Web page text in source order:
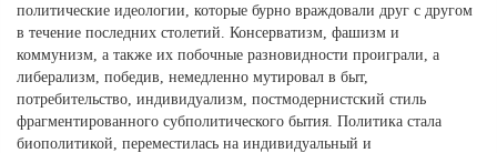
политические идеологии, которые бурно враждовали друг с другом
в течение последних столетий. Консерватизм, фашизм и
коммунизм, а также их побочные разновидности проиграли, а
либерализм, победив, немедленно мутировал в быт,
потребительство, индивидуализм, постмодернистский стиль
фрагментированного субполитического бытия. Политика стала
биополитикой, переместилась на индивидуальный и